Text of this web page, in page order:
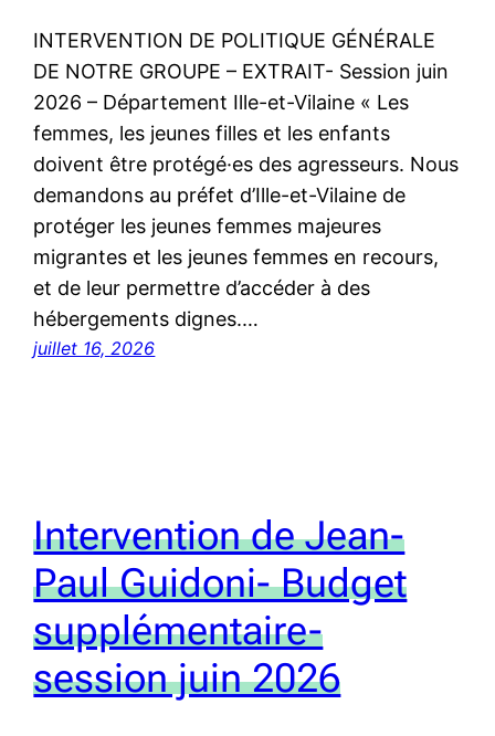
INTERVENTION DE POLITIQUE GÉNÉRALE
DE NOTRE GROUPE – EXTRAIT- Session juin
2026 – Département Ille-et-Vilaine « Les
femmes, les jeunes filles et les enfants
doivent être protégé·es des agresseurs. Nous
demandons au préfet d’Ille-et-Vilaine de
protéger les jeunes femmes majeures
migrantes et les jeunes femmes en recours,
et de leur permettre d’accéder à des
hébergements dignes.…
juillet 16, 2026
Intervention de Jean-
Paul Guidoni- Budget
supplémentaire-
session juin 2026